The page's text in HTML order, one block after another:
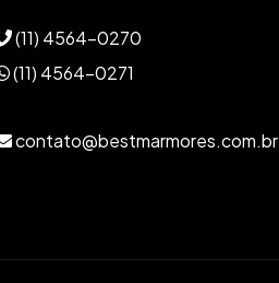
(11) 4564-0270
(11) 4564-0271
contato@bestmarmores.com.br